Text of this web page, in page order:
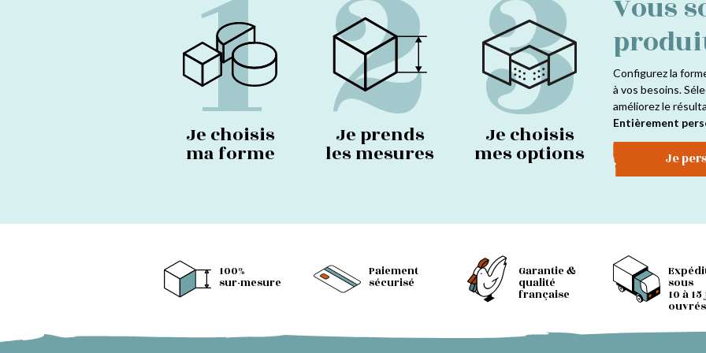
Je choisis
ma forme
Je prends
les mesures
Je choisis
mes options
Vous
Configurez la
à vos besoins.
améliorez le
Entièrement
Je
100%
sur-mesure
Paiement
sécurisé
Garantie &
qualité
française
sous
10 à
ouvrés